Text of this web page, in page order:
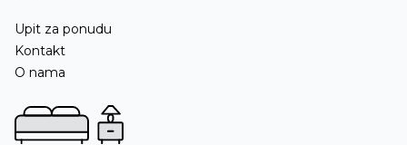
Upit za ponudu
Kontakt
O nama